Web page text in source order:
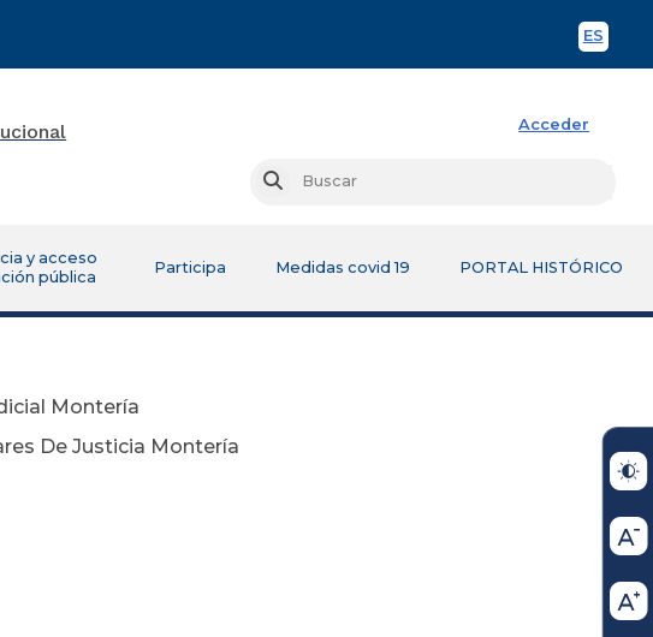
ES
Acceder
Buscar
y acceso
pública
Participa Medidas covid 19 PORTAL HISTÓRICO
Montería
De Justicia Montería